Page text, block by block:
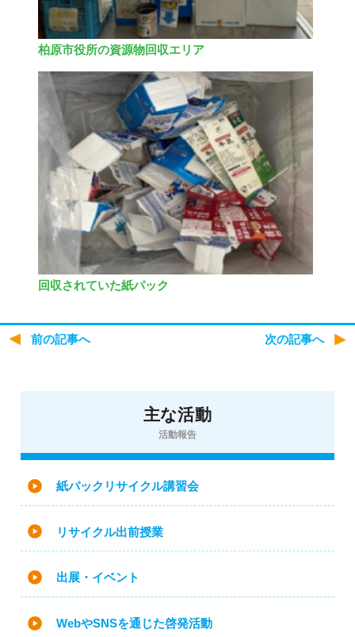
柏原市役所の資源物回収エリア
回収されていた紙パック
前の記事へ 次の記事へ
主な活動
活動報告
紙パックリサイクル講習会
リサイクル出前授業
出展・イベント
WebやSNSを通じた啓発活動